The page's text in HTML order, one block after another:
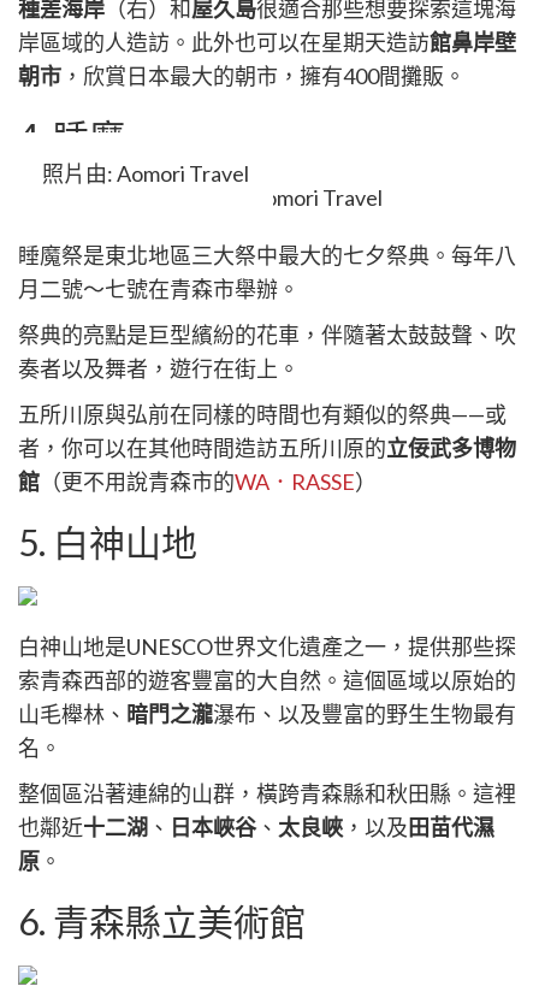
種差海岸 （右）和屋久島很適合那些想要探索這塊海
岸區域的人造訪。此外也可以在星期天造訪館鼻岸壁
朝市 ，欣賞日本最大的朝市，擁有400間攤販。
4. 睡魔
照片由: Aomori Travel
睡魔祭是東北地區三大祭中最大的七夕祭典。每年八
月二號～七號在青森市舉辦。
祭典的亮點是巨型繽紛的花車，伴隨著太鼓鼓聲、吹
奏者以及舞者，遊行在街上。
五所川原與弘前在同樣的時間也有類似的祭典——或
者，你可以在其他時間造訪五所川原的立佞武多博物
館 （更不用說青森市的WA．RASSE）
5. 白神山地
白神山地是UNESCO世界文化遺產之一，提供那些探
索青森西部的遊客豐富的大自然。這個區域以原始的
山毛櫸林、 暗門之瀧瀑布、以及豐富的野生生物最有
名。
整個區沿著連綿的山群，橫跨青森縣和秋田縣。這裡
也鄰近十二湖 、 日本峽谷、 太良峽 ，以及田苗代濕
原 。
6. 青森縣立美術館